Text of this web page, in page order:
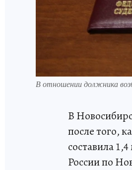
В отношении должника
В
после того,
составила
России по